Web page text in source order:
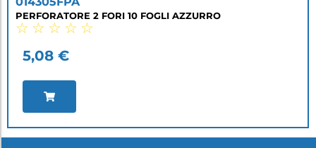
PERFORATORE 2 FORI 10 FOGLI AZZURRO
☆ ☆ ☆ ☆ ☆
5,08 €